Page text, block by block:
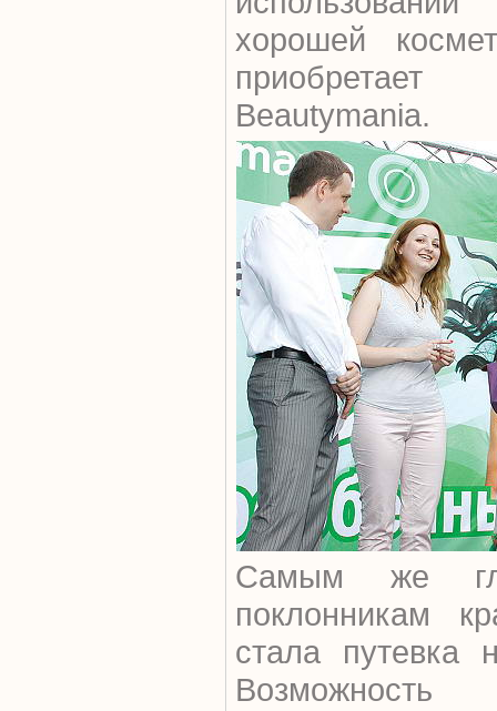
хорошей
Beautymania.
Самым же
поклонникам
стала путевка